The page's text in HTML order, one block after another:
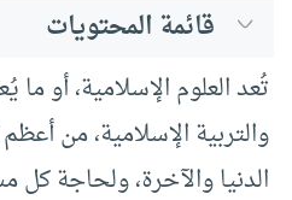
قائمة المحتويات
تُعد العلوم الإسلامية، أو
والتربية الإسلامية، من
الدنيا والآخرة، ولحاجة كل